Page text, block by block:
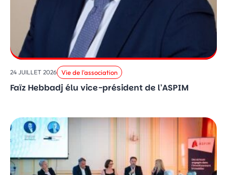
24 JUILLET 2026 Vie de l'association
Faïz Hebbadj élu vice-président de l’ASPIM